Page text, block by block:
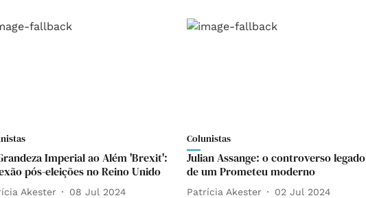
Imperial ao Além 'Brexit':
pós-eleições no Reino Unido
Akester 08 Jul 2024
Colunistas
Julian Assange: o controverso legado
de um Prometeu moderno
Patrícia Akester 02 Jul 2024